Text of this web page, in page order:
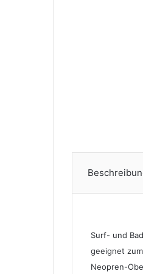
Surf- und
geeignet
Neopren-